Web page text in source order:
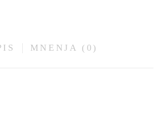
MNENJA (0)